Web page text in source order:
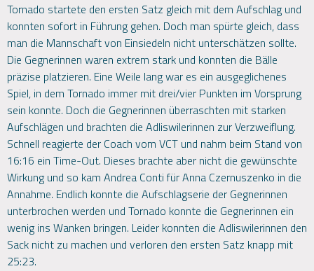
Tornado startete den ersten Satz gleich mit dem Aufschlag und
konnten sofort in Führung gehen. Doch man spürte gleich, dass
man die Mannschaft von Einsiedeln nicht unterschätzen sollte.
Die Gegnerinnen waren extrem stark und konnten die Bälle
präzise platzieren. Eine Weile lang war es ein ausgeglichenes
Spiel, in dem Tornado immer mit drei/vier Punkten im Vorsprung
sein konnte. Doch die Gegnerinnen überraschten mit starken
Aufschlägen und brachten die Adliswilerinnen zur Verzweiflung.
Schnell reagierte der Coach vom VCT und nahm beim Stand von
16:16 ein Time-Out. Dieses brachte aber nicht die gewünschte
Wirkung und so kam Andrea Conti für Anna Czernuszenko in die
Annahme. Endlich konnte die Aufschlagserie der Gegnerinnen
unterbrochen werden und Tornado konnte die Gegnerinnen ein
wenig ins Wanken bringen. Leider konnten die Adliswilerinnen den
Sack nicht zu machen und verloren den ersten Satz knapp mit
25:23.